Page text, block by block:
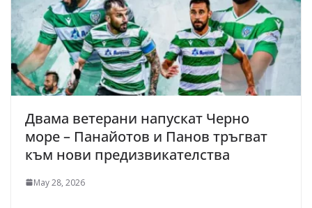
Двама ветерани напускат Черно
море – Панайотов и Панов тръгват
към нови предизвикателства
May 28, 2026